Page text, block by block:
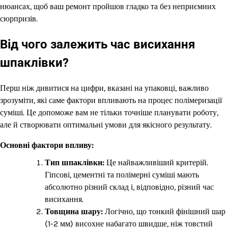
нюансах, щоб ваш ремонт пройшов гладко та без неприємних
сюрпризів.
Від чого залежить час висихання
шпаклівки?
Перш ніж дивитися на цифри, вказані на упаковці, важливо
зрозуміти, які саме фактори впливають на процес полімеризації
суміші. Це допоможе вам не тільки точніше планувати роботу,
але й створювати оптимальні умови для якісного результату.
Основні фактори впливу:
Тип шпаклівки: Це найважливіший критерій.
Гіпсові, цементні та полімерні суміші мають
абсолютно різний склад і, відповідно, різний час
висихання.
Товщина шару: Логічно, що тонкий фінішний шар
(1-2 мм) висохне набагато швидше, ніж товстий